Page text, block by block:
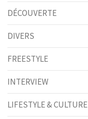
DÉCOUVERTE
DIVERS
FREESTYLE
INTERVIEW
LIFESTYLE & CULTURE